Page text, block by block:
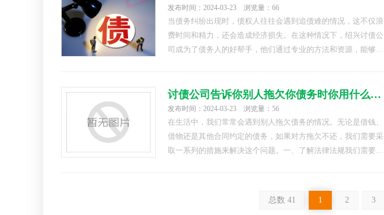
发布时间：2024-03-23 浏览量：66
当债务纠纷出现时，债权人往往会遇到追债难的情况，这不仅浪
费时间和精力，还会造成经济损失。在这种情况下，绍兴讨债公
司成为了债务人的好帮手，他们通过专业的方法和资源，能够帮
验。这些专家对法律法规、讨债技巧以及市场动态都有着深…讨债公司告诉你别人拖欠你债务时你用什么办法去解决
发布时间：2024-03-23 浏览量：56
在生活中，我们常常会遇到别人拖欠债务的情况。无论是借钱、
借物还是其他合同约定的债务，如果对方拖欠不还，我们需要采
取一系列的措施来解决这个问题。一、了解法律法规我们需要了
《民事诉讼法》等。我们可以仔细研读这些法律，了解自己…
总数 41
1 2 3